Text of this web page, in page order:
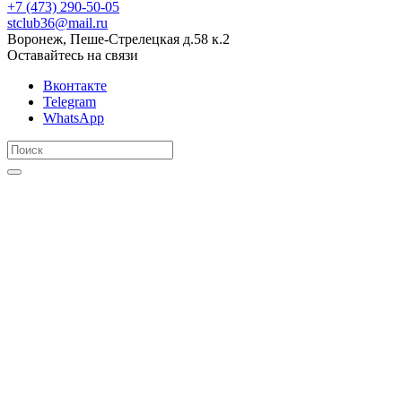
+7 (473) 290-50-05
stclub36@mail.ru
Воронеж, Пеше-Стрелецкая д.58 к.2
Оставайтесь на связи
Вконтакте
Telegram
WhatsApp